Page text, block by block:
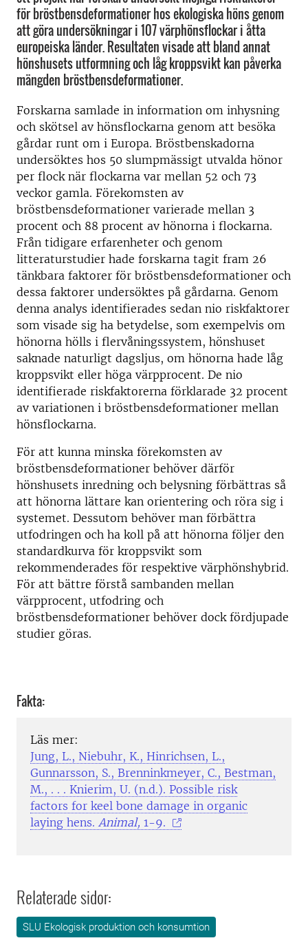
för bröstbensdeformationer hos ekologiska höns genom
att göra undersökningar i 107 värphönsflockar i åtta
europeiska länder. Resultaten visade att bland annat
hönshusets utformning och låg kroppsvikt kan påverka
mängden bröstbensdeformationer.
Forskarna samlade in information om inhysning
och skötsel av hönsflockarna genom att besöka
gårdar runt om i Europa. Bröstbenskadorna
undersöktes hos 50 slumpmässigt utvalda hönor
per flock när flockarna var mellan 52 och 73
veckor gamla. Förekomsten av
bröstbensdeformationer varierade mellan 3
procent och 88 procent av hönorna i flockarna.
Från tidigare erfarenheter och genom
litteraturstudier hade forskarna tagit fram 26
tänkbara faktorer för bröstbensdeformationer och
dessa faktorer undersöktes på gårdarna. Genom
denna analys identifierades sedan nio riskfaktorer
som visade sig ha betydelse, som exempelvis om
hönorna hölls i flervåningssystem, hönshuset
saknade naturligt dagsljus, om hönorna hade låg
kroppsvikt eller höga värpprocent. De nio
identifierade riskfaktorerna förklarade 32 procent
av variationen i bröstbensdeformationer mellan
hönsflockarna.
För att kunna minska förekomsten av
bröstbensdeformationer behöver därför
hönshusets inredning och belysning förbättras så
att hönorna lättare kan orientering och röra sig i
systemet. Dessutom behöver man förbättra
utfodringen och ha koll på att hönorna följer den
standardkurva för kroppsvikt som
rekommenderades för respektive värphönshybrid.
För att bättre förstå sambanden mellan
värpprocent, utfodring och
bröstbensdeformationer behöver dock fördjupade
studier göras.
Fakta:
Läs mer:
Jung, L., Niebuhr, K., Hinrichsen, L.,
Gunnarsson, S., Brenninkmeyer, C., Bestman,
M., . . . Knierim, U. (n.d.). Possible risk
factors for keel bone damage in organic
laying hens. Animal, 1-9.
Relaterade sidor:
SLU Ekologisk produktion och konsumtion